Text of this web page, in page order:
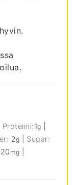
Proteiini:1g
2g
Sugar:
20 mg